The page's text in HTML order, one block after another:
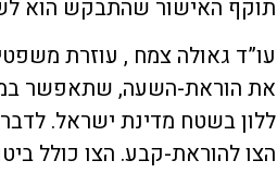
תוקף האישור שהתבקש הוא
עו”ד גאולה צמח , עוזרת
את הוראת-השעה, שתאפשר
ללון בשטח מדינת ישראל.
הצו להוראת-קבע. הצו כולל